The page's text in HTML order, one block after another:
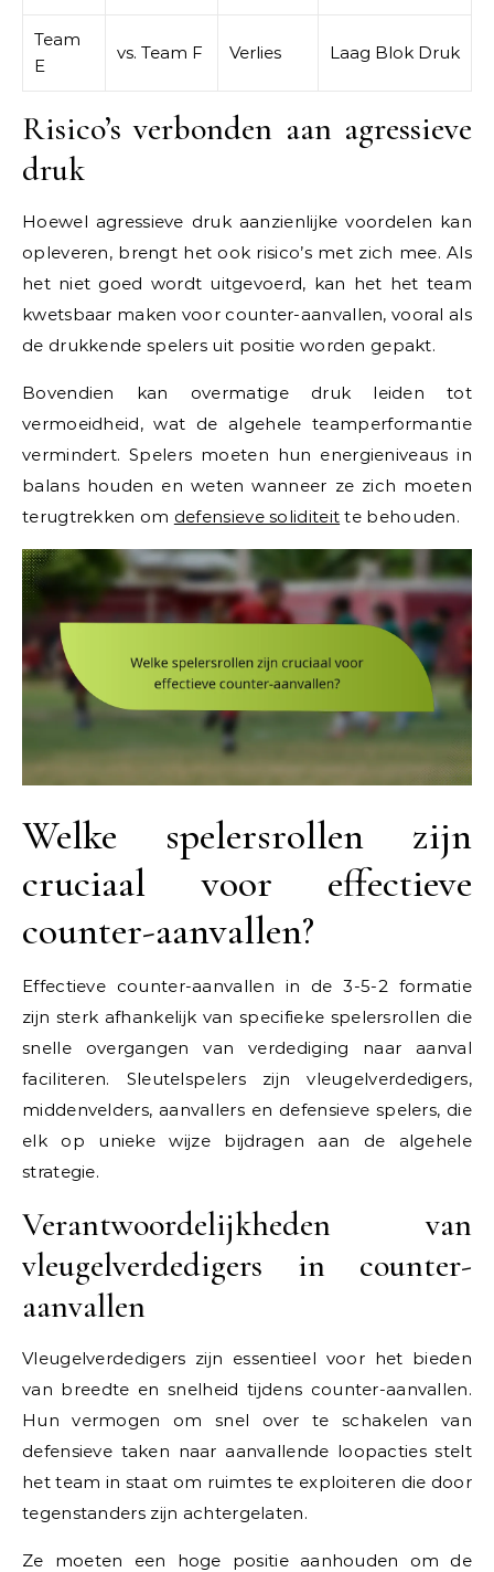
Team
E
vs. Team F Verlies Laag Blok Druk
Risico’s verbonden aan agressieve
druk
Hoewel agressieve druk aanzienlijke voordelen kan
opleveren, brengt het ook risico’s met zich mee. Als
het niet goed wordt uitgevoerd, kan het het team
kwetsbaar maken voor counter-aanvallen, vooral als
de drukkende spelers uit positie worden gepakt.
Bovendien kan overmatige druk leiden tot
vermoeidheid, wat de algehele teamperformantie
vermindert. Spelers moeten hun energieniveaus in
balans houden en weten wanneer ze zich moeten
terugtrekken om defensieve soliditeit te behouden.
Welke spelersrollen zijn
cruciaal voor effectieve
counter-aanvallen?
Effectieve counter-aanvallen in de 3-5-2 formatie
zijn sterk afhankelijk van specifieke spelersrollen die
snelle overgangen van verdediging naar aanval
faciliteren. Sleutelspelers zijn vleugelverdedigers,
middenvelders, aanvallers en defensieve spelers, die
elk op unieke wijze bijdragen aan de algehele
strategie.
Verantwoordelijkheden van
vleugelverdedigers in counter-
aanvallen
Vleugelverdedigers zijn essentieel voor het bieden
van breedte en snelheid tijdens counter-aanvallen.
Hun vermogen om snel over te schakelen van
defensieve taken naar aanvallende loopacties stelt
het team in staat om ruimtes te exploiteren die door
tegenstanders zijn achtergelaten.
Ze moeten een hoge positie aanhouden om de